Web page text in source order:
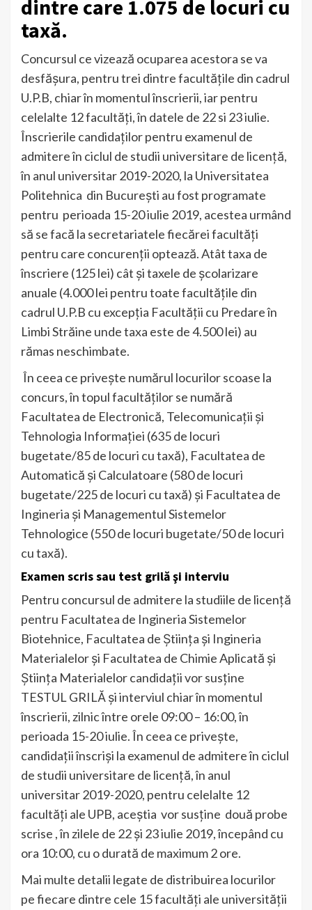
dintre care 1.075 de locuri cu
taxă.
Concursul ce vizează ocuparea acestora se va
desfăşura, pentru trei dintre facultăţile din cadrul
U.P.B, chiar în momentul înscrierii, iar pentru
celelalte 12 facultăți, în datele de 22 si 23 iulie.
Înscrierile candidaților pentru examenul de
admitere în ciclul de studii universitare de licenţă,
în anul universitar 2019-2020, la Universitatea
Politehnica din Bucureşti au fost programate
pentru perioada 15-20 iulie 2019, acestea urmând
să se facă la secretariatele fiecărei facultăți
pentru care concurenţii optează. Atât taxa de
înscriere (125 lei) cât și taxele de școlarizare
anuale (4.000 lei pentru toate facultățile din
cadrul U.P.B cu excepția Facultății cu Predare în
Limbi Străine unde taxa este de 4.500 lei) au
rămas neschimbate.
În ceea ce priveşte numărul locurilor scoase la
concurs, în topul facultăţilor se numără
Facultatea de Electronică, Telecomunicaţii şi
Tehnologia Informaţiei (635 de locuri
bugetate/85 de locuri cu taxă), Facultatea de
Automatică şi Calculatoare (580 de locuri
bugetate/225 de locuri cu taxă) şi Facultatea de
Ingineria şi Managementul Sistemelor
Tehnologice (550 de locuri bugetate/50 de locuri
cu taxă).
Examen scris sau test grilă şi interviu
Pentru concursul de admitere la studiile de licență
pentru Facultatea de Ingineria Sistemelor
Biotehnice, Facultatea de Ştiinţa şi Ingineria
Materialelor şi Facultatea de Chimie Aplicată şi
Ştiinţa Materialelor candidaţii vor susţine
TESTUL GRILĂ și interviul chiar în momentul
înscrierii, zilnic între orele 09:00 – 16:00, în
perioada 15-20 iulie. În ceea ce priveşte,
candidaţii înscrişi la examenul de admitere în ciclul
de studii universitare de licenţă, în anul
universitar 2019-2020, pentru celelalte 12
facultăţi ale UPB, aceştia vor susţine două probe
scrise , în zilele de 22 și 23 iulie 2019, începând cu
ora 10:00, cu o durată de maximum 2 ore.
Mai multe detalii legate de distribuirea locurilor
pe fiecare dintre cele 15 facultăți ale universității